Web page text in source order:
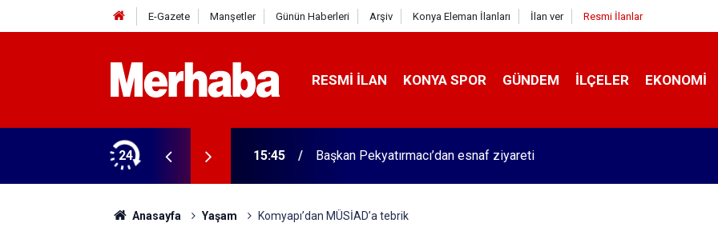
E-Gazete Manşetler Günün Haberleri Arşiv Konya Eleman İlanları İlan ver Resmi İlanlar
RESMI İLAN KONYA SPOR GÜNDEM İLÇELER EKONOMI
24
Kampüsü'ne ziyaret 15:45 Başkan Pekyatırmacı’dan esnaf ziyareti
Anasayfa Yaşam Komyapı’dan MÜSİAD’a tebrik